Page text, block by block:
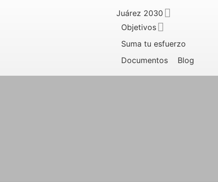
Juárez 2030
Objetivos
Suma tu esfuerzo
Documentos
Blog